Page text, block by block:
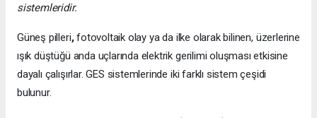
sistemleridir.
Güneş pilleri,fotovoltaik olay ya da ilke olarak bilinen, üzerlerine
ışık düştüğü anda uçlarında elektrik gerilimi oluşması etkisine
dayalı çalışırlar. GES sistemlerinde iki farklı sistem çeşidi
bulunur.